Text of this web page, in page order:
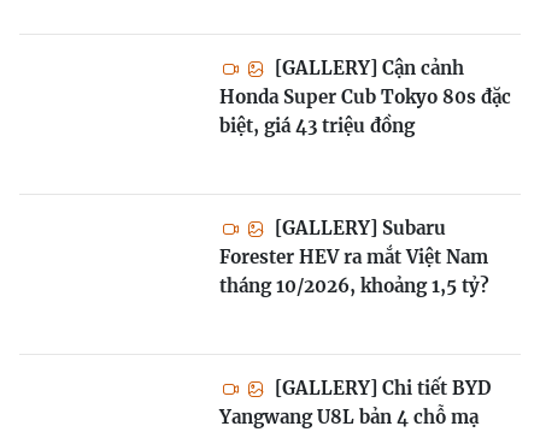
[GALLERY] Cận cảnh
Honda Super Cub Tokyo 80s đặc
biệt, giá 43 triệu đồng
[GALLERY] Subaru
Forester HEV ra mắt Việt Nam
tháng 10/2026, khoảng 1,5 tỷ?
[GALLERY] Chi tiết BYD
Yangwang U8L bản 4 chỗ mạ